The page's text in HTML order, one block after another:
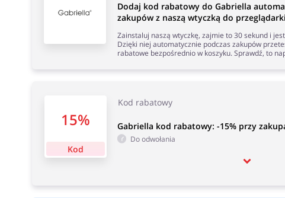
15%
Kod
Kod rabatowy
Gabriella kod rabatowy: -15% przy
Do odwołania
Dodaj kod rabatowy do Gabriella
zakupów z naszą wtyczką do
Zainstaluj naszą wtyczkę, zajmie to 30 sekund i
Dzięki niej automatycznie podczas zakupów
rabatowe bezpośrednio w koszyku. Sprawdź, to